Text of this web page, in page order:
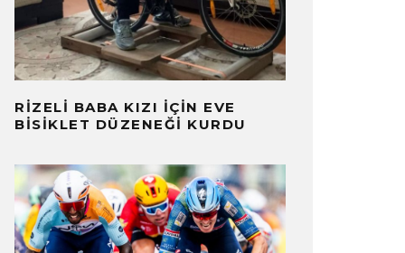
RIZELI BABA KIZI İÇIN EVE
BISIKLET DÜZENEĞI KURDU